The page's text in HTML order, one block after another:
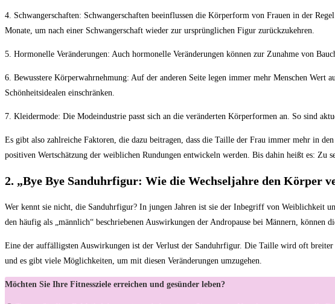
4. Schwangerschaften: Schwangerschaften beeinflussen die Körperform von Frauen in der
Monate, um nach einer Schwangerschaft wieder zur ursprünglichen Figur zurückzukehren.
5. Hormonelle Veränderungen: Auch hormonelle Veränderungen können zur Zunahme von
6. Bewusstere Körperwahrnehmung: Auf der anderen Seite legen immer mehr Menschen Wert
Schönheitsidealen einschränken.
7. Kleidermode: Die Modeindustrie passt sich an die veränderten Körperformen an. So sind
Es gibt also zahlreiche Faktoren, die dazu beitragen, dass die Taille der Frau immer mehr in
positiven Wertschätzung der weiblichen Rundungen entwickeln werden. Bis dahin heißt es: Zu
2. „Bye Bye Sanduhrfigur: Wie die Wechseljahre den Körper
Wer kennt sie nicht, die Sanduhrfigur? In jungen Jahren ist sie der Inbegriff von Weiblichkeit
den häufig als „männlich“ beschriebenen Auswirkungen der Andropause bei Männern, können
Eine der auffälligsten Auswirkungen ist der Verlust der Sanduhrfigur. Die Taille wird oft
und es gibt viele Möglichkeiten, um mit diesen Veränderungen umzugehen.
Möchten Sie Ihre Fitnessziele erreichen und gesünder leben?